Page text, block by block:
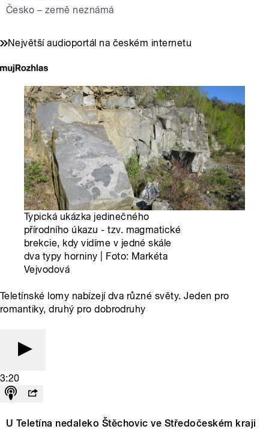
Česko – země neznámá
Největší audioportál na českém internetu
Typická ukázka jedinečného
přírodního úkazu - tzv. magmatické
brekcie, kdy vidíme v jedné skále
dva typy horniny | Foto: Markéta
Vejvodová
Teletínské lomy nabízejí dva různé světy. Jeden pro
romantiky, druhý pro dobrodruhy
3:20
U Teletína nedaleko Štěchovic ve Středočeském kraji